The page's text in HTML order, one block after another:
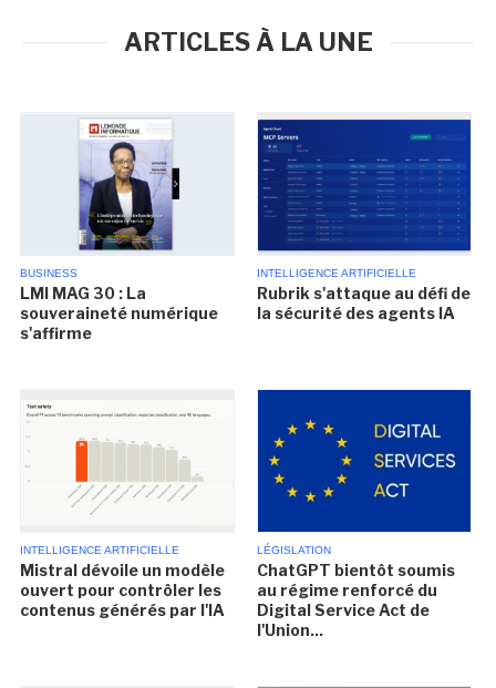
ARTICLES À LA UNE
BUSINESS
LMI MAG 30 : La
souveraineté numérique
s'affirme
INTELLIGENCE ARTIFICIELLE
Rubrik s'attaque au défi de
la sécurité des agents IA
INTELLIGENCE ARTIFICIELLE
Mistral dévoile un modèle
ouvert pour contrôler les
contenus générés par l'IA
LÉGISLATION
ChatGPT bientôt soumis
au régime renforcé du
Digital Service Act de
l'Union...